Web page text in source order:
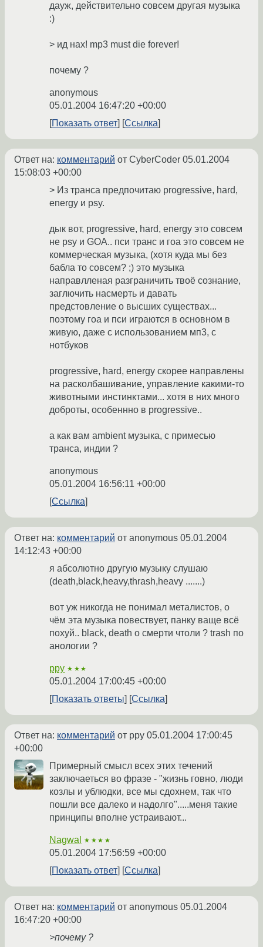
дауж, действительно совсем другая музыка
:)
> ид нах! mp3 must die forever!
почему ?
anonymous
05.01.2004 16:47:20 +00:00
Показать ответ
Ссылка
Ответ на: комментарий от CyberCoder 05.01.2004
15:08:03 +00:00
> Из транса предпочитаю progressive, hard,
energy и psy.
дык вот, progressive, hard, energy это совсем
не psy и GOA.. пси транс и гоа это совсем не
коммерческая музыка, (хотя куда мы без
бабла то совсем? ;) это музыка
направлленая разграничить твоё сознание,
заглючить насмерть и давать
предстовление о высших существах...
поэтому гоа и пси играются в основном в
живую, даже с использованием мп3, с
нотбуков
progressive, hard, energy скорее направлены
на расколбашивание, управление какими-то
животными инстинктами... хотя в них много
доброты, особеннно в progressive..
а как вам ambient музыка, с примесью
транса, индии ?
anonymous
05.01.2004 16:56:11 +00:00
Ссылка
Ответ на: комментарий от anonymous 05.01.2004
14:12:43 +00:00
я абсолютно другую музыку слушаю
(death,black,heavy,thrash,heavy .......)
вот уж никогда не понимал металистов, о
чём эта музыка повествует, панку ваще всё
похуй.. black, death о смерти чтоли ? trash по
анологии ?
ppy ★★★
05.01.2004 17:00:45 +00:00
Показать ответы
Ссылка
Ответ на: комментарий от ppy 05.01.2004 17:00:45
+00:00
Примерный смысл всех этих течений
заключаеться во фразе - "жизнь говно, люди
козлы и ублюдки, все мы сдохнем, так что
пошли все далеко и надолго".....меня такие
принципы вполне устраивают...
Nagwal ★★★★
05.01.2004 17:56:59 +00:00
Показать ответ
Ссылка
Ответ на: комментарий от anonymous 05.01.2004
16:47:20 +00:00
>почему ?